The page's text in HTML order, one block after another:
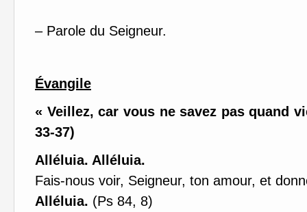
– Parole du Seigneur.
Évangile
« Veillez, car vous ne savez pas quand
33-37)
Alléluia. Alléluia.
Fais-nous voir, Seigneur, ton amour, et
Alléluia. (Ps 84, 8)